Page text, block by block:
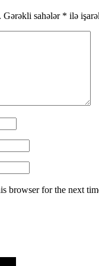
Gərəkli sahələr * ilə
browser for the next